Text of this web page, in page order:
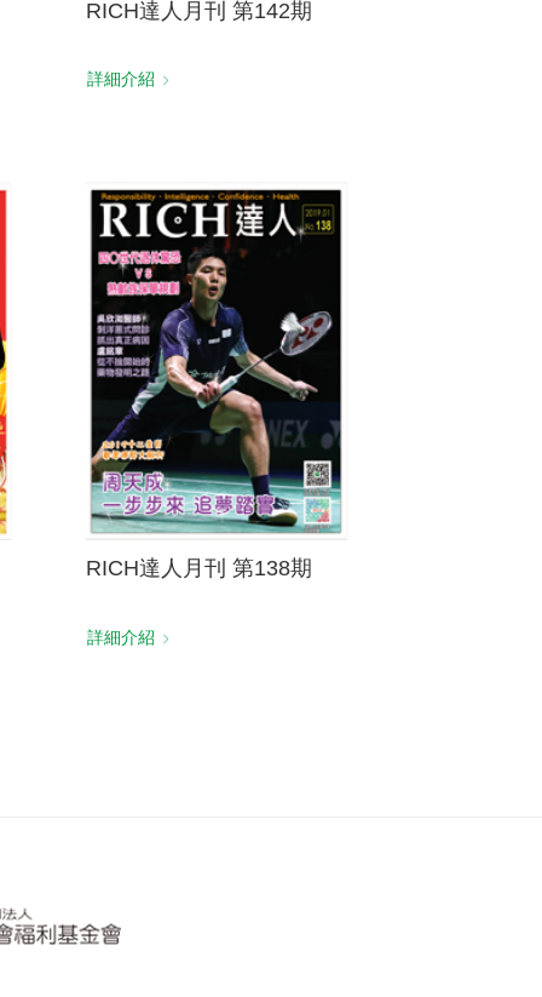
RICH達人月刊 第142期
詳細介紹
RICH達人月刊 第138期
詳細介紹